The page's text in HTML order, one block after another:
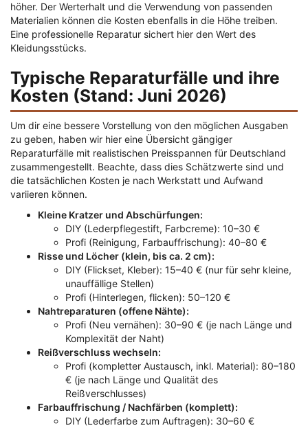
höher. Der Werterhalt und die Verwendung von passenden
Materialien können die Kosten ebenfalls in die Höhe treiben.
Eine professionelle Reparatur sichert hier den Wert des
Kleidungsstücks.
Typische Reparaturfälle und ihre
Kosten (Stand: Juni 2026)
Um dir eine bessere Vorstellung von den möglichen Ausgaben
zu geben, haben wir hier eine Übersicht gängiger
Reparaturfälle mit realistischen Preisspannen für Deutschland
zusammengestellt. Beachte, dass dies Schätzwerte sind und
die tatsächlichen Kosten je nach Werkstatt und Aufwand
variieren können.
Kleine Kratzer und Abschürfungen:
DIY (Lederpflegestift, Farbcreme): 10–30 €
Profi (Reinigung, Farbauffrischung): 40–80 €
Risse und Löcher (klein, bis ca. 2 cm):
DIY (Flickset, Kleber): 15–40 € (nur für sehr kleine,
unauffällige Stellen)
Profi (Hinterlegen, flicken): 50–120 €
Nahtreparaturen (offene Nähte):
Profi (Neu vernähen): 30–90 € (je nach Länge und
Komplexität der Naht)
Reißverschluss wechseln:
Profi (kompletter Austausch, inkl. Material): 80–180
€ (je nach Länge und Qualität des
Reißverschlusses)
Farbauffrischung / Nachfärben (komplett):
DIY (Lederfarbe zum Auftragen): 30–60 €